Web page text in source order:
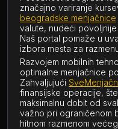
značajno variranje
beogradske menjačnice
valute, nudeći
Naš portal pomaže u
izbora mesta za
Razvojem mobilnih
optimalne menjačnice
Zahvaljujući
finansijske operacije,
maksimalnu dobit od
važno pri ograničenom
hitnom razmenom